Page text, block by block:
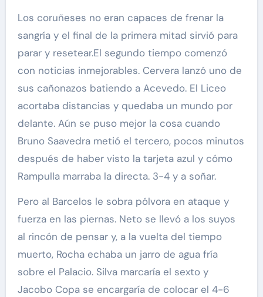
Los coruñeses no eran capaces de frenar la
sangría y el final de la primera mitad sirvió para
parar y resetear.El segundo tiempo comenzó
con noticias inmejorables. Cervera lanzó uno de
sus cañonazos batiendo a Acevedo. El Liceo
acortaba distancias y quedaba un mundo por
delante. Aún se puso mejor la cosa cuando
Bruno Saavedra metió el tercero, pocos minutos
después de haber visto la tarjeta azul y cómo
Rampulla marraba la directa. 3-4 y a soñar.
Pero al Barcelos le sobra pólvora en ataque y
fuerza en las piernas. Neto se llevó a los suyos
al rincón de pensar y, a la vuelta del tiempo
muerto, Rocha echaba un jarro de agua fría
sobre el Palacio. Silva marcaría el sexto y
Jacobo Copa se encargaría de colocar el 4-6